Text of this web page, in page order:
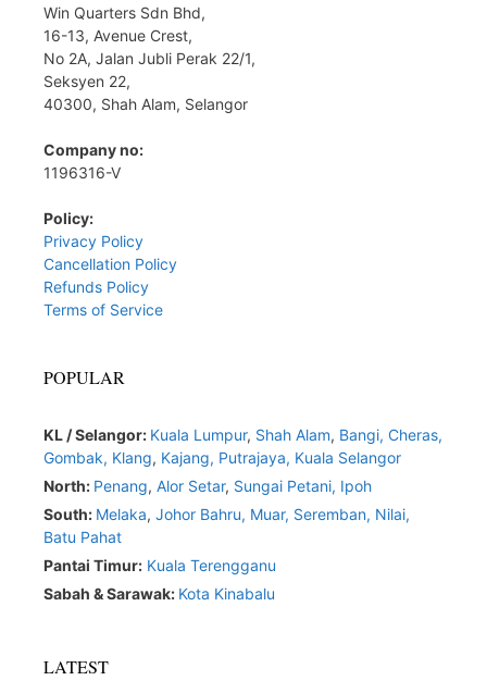
Win Quarters Sdn Bhd,
16-13, Avenue Crest,
No 2A, Jalan Jubli Perak 22/1,
Seksyen 22,
40300, Shah Alam, Selangor
Company no:
1196316-V
Policy:
Privacy Policy
Cancellation Policy
Refunds Policy
Terms of Service
POPULAR
KL / Selangor: Kuala Lumpur, Shah Alam, Bangi, Cheras,
Gombak, Klang, Kajang, Putrajaya, Kuala Selangor
North: Penang, Alor Setar, Sungai Petani, Ipoh
South: Melaka, Johor Bahru, Muar, Seremban, Nilai,
Batu Pahat
Pantai Timur: Kuala Terengganu
Sabah & Sarawak: Kota Kinabalu
LATEST